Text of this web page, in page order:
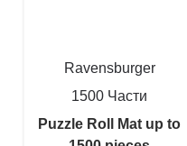
Ravensburger
1500 Части
Puzzle Roll Mat up to